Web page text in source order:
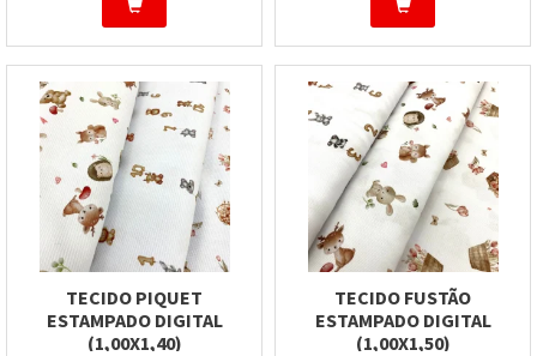
TECIDO PIQUET
ESTAMPADO DIGITAL
(1,00X1,40)
TECIDO FUSTÃO
ESTAMPADO DIGITAL
(1,00X1,50)